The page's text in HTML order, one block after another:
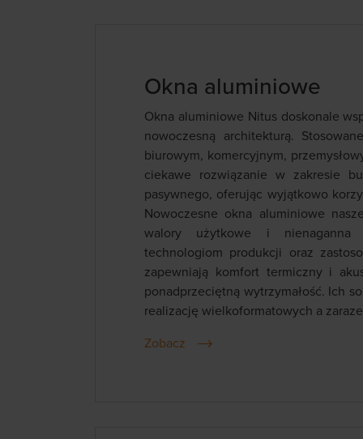
Okna aluminiowe
Okna aluminiowe Nitus doskonale
nowoczesną architekturą.
biurowym, komercyjnym,
ciekawe rozwiązanie w zakresie
pasywnego, oferując wyjątkowo
Nowoczesne okna aluminiowe
walory użytkowe i nienaganna
technologiom produkcji oraz
zapewniają komfort termiczny i
ponadprzeciętną wytrzymałość. Ich
realizację wielkoformatowych a
Zobacz